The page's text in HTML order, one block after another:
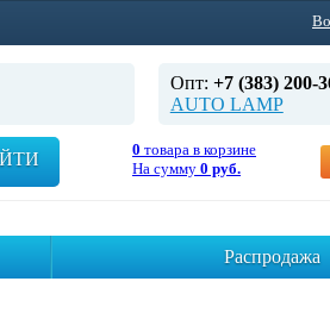
Опт: +7 (383) 200-
AUTO LAMP
0 товара в корзине
На сумму 0 руб.
Распродажа